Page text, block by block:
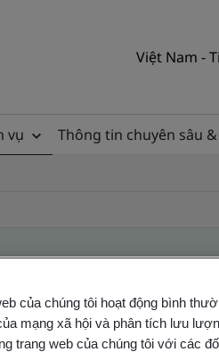
Việt Nam -
vụ Thông tin chuyên sâu
của chúng tôi hoạt động bình
mạng xã hội và phân tích lưu
trang web của chúng tôi với các